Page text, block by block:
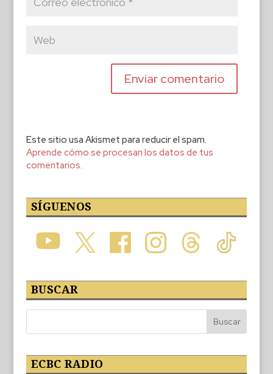
Este sitio usa Akismet para reducir el spam.
Aprende cómo se procesan los datos de tus
comentarios.
SÍGUENOS
BUSCAR
ECBC RADIO